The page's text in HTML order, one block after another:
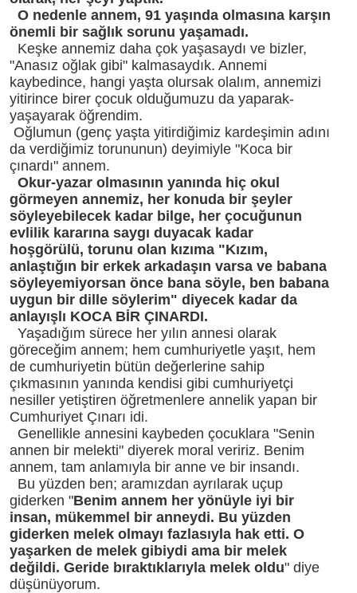
O nedenle annem, 91 yaşında olmasına karşın
önemli bir sağlık sorunu yaşamadı.
Keşke annemiz daha çok yaşasaydı ve bizler,
"Anasız oğlak gibi" kalmasaydık. Annemi
kaybedince, hangi yaşta olursak olalım, annemizi
yitirince birer çocuk olduğumuzu da yaparak-
yaşayarak öğrendim.
Oğlumun (genç yaşta yitirdiğimiz kardeşimin adını
da verdiğimiz torununun) deyimiyle "Koca bir
çınardı" annem.
Okur-yazar olmasının yanında hiç okul
görmeyen annemiz, her konuda bir şeyler
söyleyebilecek kadar bilge, her çocuğunun
evlilik kararına saygı duyacak kadar
hoşgörülü, torunu olan kızıma "Kızım,
anlaştığın bir erkek arkadaşın varsa ve babana
söyleyemiyorsan önce bana söyle, ben babana
uygun bir dille söylerim" diyecek kadar da
anlayışlı KOCA BİR ÇINARDI.
Yaşadığım sürece her yılın annesi olarak
göreceğim annem; hem cumhuriyetle yaşıt, hem
de cumhuriyetin bütün değerlerine sahip
çıkmasının yanında kendisi gibi cumhuriyetçi
nesiller yetiştiren öğretmenlere annelik yapan bir
Cumhuriyet Çınarı idi.
Genellikle annesini kaybeden çocuklara "Senin
annen bir melekti" diyerek moral veririz. Benim
annem, tam anlamıyla bir anne ve bir insandı.
Bu yüzden ben; aramızdan ayrılarak uçup
giderken "Benim annem her yönüyle iyi bir
insan, mükemmel bir anneydi. Bu yüzden
giderken melek olmayı fazlasıyla hak etti. O
yaşarken de melek gibiydi ama bir melek
değildi. Geride bıraktıklarıyla melek oldu" diye
düşünüyorum.